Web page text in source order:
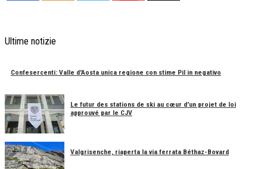
Ultime notizie
Confesercenti: Valle d'Aosta unica regione con stime Pil in negativo
Le futur des stations de ski au cœur d'un projet de loi
approuvé par le CJV
Valgrisenche, riaperta la via ferrata Béthaz-Bovard